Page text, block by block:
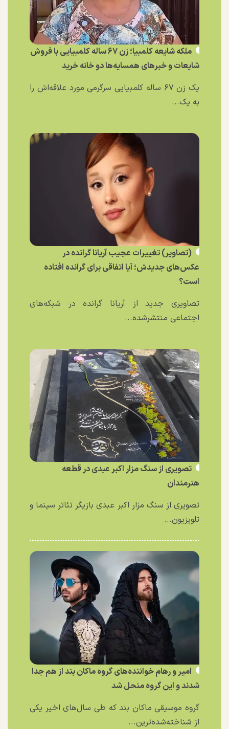
ملکه شایعه کلمبیا؛ زن ۶۷ ساله کلمبیایی با فروش
شایعات و خبر‌های همسایه‌ها دو خانه خرید
یک زن ۶۷ ساله کلمبیایی سرگرمی مورد علاقه‌اش را
به یک...
(تصاویر) تغییرات عجیب آریانا گرانده در
عکس‌های جدیدش؛ آیا اتفاقی برای گرانده افتاده
است؟
تصاویری جدید از آریانا گرانده در شبکه‌های
اجتماعی منتشرشده...
تصویری از سنگ مزار اکبر عبدی در قطعه
هنرمندان
تصویری از سنگ مزار اکبر عبدی بازیگر تئاتر سینما و
تلویزیون...
امیر و رهام خواننده‌های گروه ماکان بند از هم جدا
شدند و این گروه منحل شد
گروه موسیقی ماکان بند که طی سال‌های اخیر یکی
از شناخته‌شده‌ترین...